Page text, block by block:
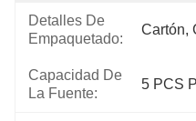
Detalles De
Empaquetado:
Cartón,
Capacidad De
La Fuente:
5 PCS